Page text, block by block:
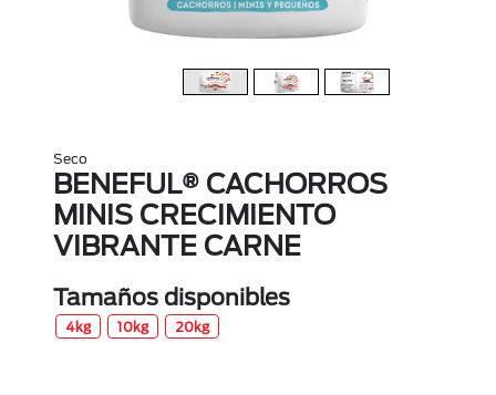
Seco
BENEFUL® CACHORROS
MINIS CRECIMIENTO
VIBRANTE CARNE
Tamaños disponibles
4kg 10kg 20kg